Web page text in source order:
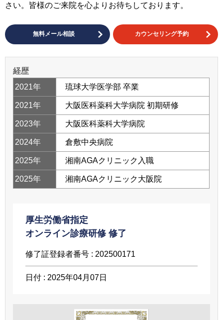
さい。皆様のご来院を心よりお待ちしております。
無料メール相談 カウンセリング予約
経歴
2021年
琉球大学医学部 卒業
2021年 大阪医科薬科大学病院 初期研修
2023年 大阪医科薬科大学病院
2024年 倉敷中央病院
2025年 湘南AGAクリニック入職
2025年 湘南AGAクリニック大阪院
厚生労働省指定
オンライン診療研修 修了
修了証登録者番号 : 202500171
日付 : 2025年04月07日